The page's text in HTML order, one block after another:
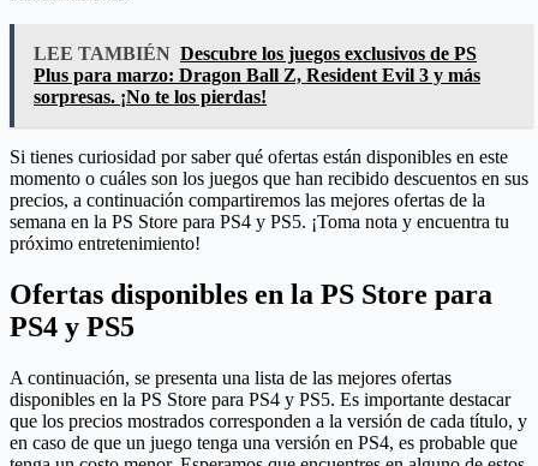
LEE TAMBIÉN Descubre los juegos exclusivos de PS
Plus para marzo: Dragon Ball Z, Resident Evil 3 y más
sorpresas. ¡No te los pierdas!
Si tienes curiosidad por saber qué ofertas están disponibles en este
momento o cuáles son los juegos que han recibido descuentos en sus
precios, a continuación compartiremos las mejores ofertas de la
semana en la PS Store para PS4 y PS5. ¡Toma nota y encuentra tu
próximo entretenimiento!
Ofertas disponibles en la PS Store para
PS4 y PS5
A continuación, se presenta una lista de las mejores ofertas
disponibles en la PS Store para PS4 y PS5. Es importante destacar
que los precios mostrados corresponden a la versión de cada título, y
en caso de que un juego tenga una versión en PS4, es probable que